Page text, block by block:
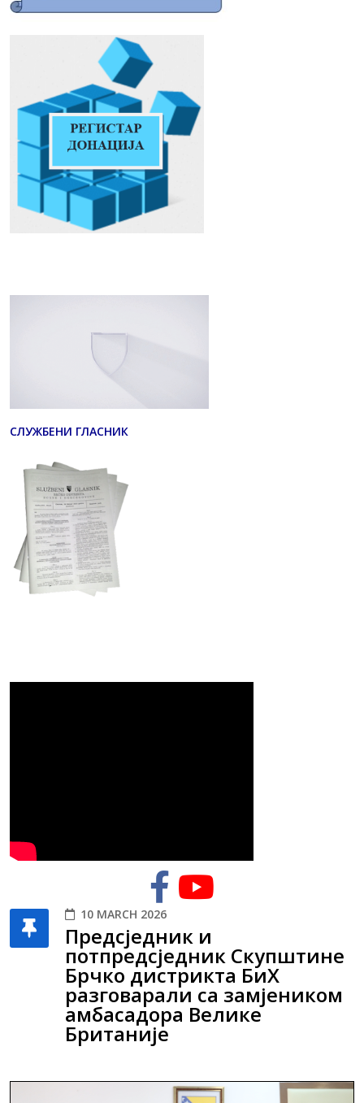
СЛУЖБЕНИ ГЛАСНИК
10 MARCH 2026
Предсједник и
потпредсједник Скупштине
Брчко дистрикта БиХ
разговарали са замјеником
амбасадора Велике
Британије